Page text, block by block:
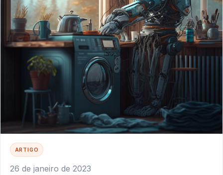
ARTIGO
26 de janeiro de 2023